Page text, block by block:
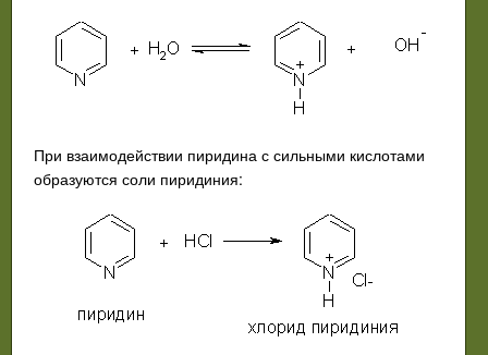
При взаимодействии пиридина с сильными кислотами
образуются соли пиридиния: